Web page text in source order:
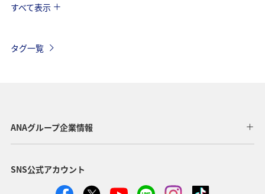
秋 海
夏 沖縄 名古屋 フォトジェニックな写真を撮る
ワカサギ 川
すべて表示
タグ一覧
ANAグループ企業情報
SNS公式アカウント